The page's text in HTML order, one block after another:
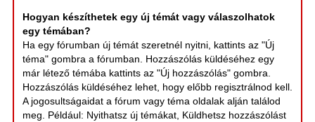
Hogyan készíthetek egy új témát vagy válaszolhatok
egy témában?
Ha egy fórumban új témát szeretnél nyitni, kattints az "Új
téma" gombra a fórumban. Hozzászólás küldéséhez egy
már létező témába kattints az "Új hozzászólás" gombra.
Hozzászólás küldéséhez lehet, hogy előbb regisztrálnod kell.
A jogosultságaidat a fórum vagy téma oldalak alján találod
meg. Például: Nyithatsz új témákat, Küldhetsz hozzászólást